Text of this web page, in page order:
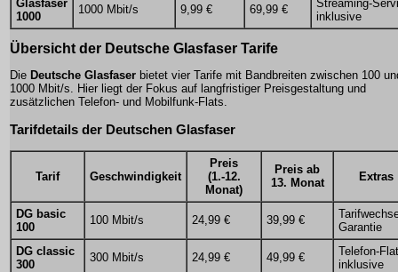
Glasfaser
1000
1000 Mbit/s 9,99 € 69,99 €
Streaming-
inklusive
Übersicht der Deutsche Glasfaser Tarife
Die Deutsche Glasfaser bietet vier Tarife mit Bandbreiten zwischen 100
1000 Mbit/s. Hier liegt der Fokus auf langfristiger Preisgestaltung und
zusätzlichen Telefon- und Mobilfunk-Flats.
Tarifdetails der Deutschen Glasfaser
Tarif Geschwindigkeit
Preis
(1.-12.
Monat)
Preis ab
13. Monat
Extras
DG basic
100
100 Mbit/s 24,99 € 39,99 €
Garantie
DG classic
300
300 Mbit/s 24,99 € 49,99 €
Telefon-Flat
inklusive